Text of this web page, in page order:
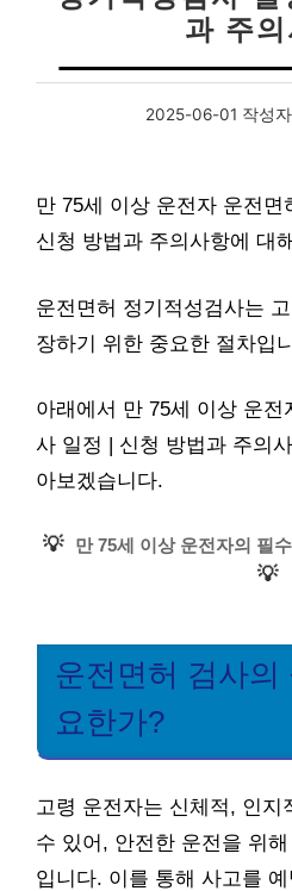
과 주
2025-06-01 작성
만 75세 이상 운전자 운전
신청 방법과 주의사항에 대
운전면허 정기적성검사는
장하기 위한 중요한 절차입
아래에서 만 75세 이상 운전
사 일정 | 신청 방법과 주의
아보겠습니다.
💡 만 75세 이상 운전자의 필
💡
운전면허 검사의
요한가?
고령 운전자는 신체적, 인지
수 있어, 안전한 운전을 위
입니다. 이를 통해 사고를